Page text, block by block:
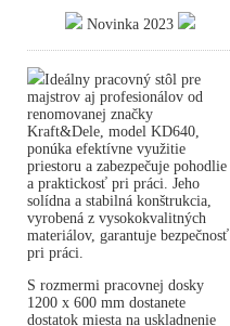
Novinka 2023
Ideálny pracovný stôl pre
majstrov aj profesionálov od
renomovanej značky
Kraft&Dele, model KD640,
ponúka efektívne využitie
priestoru a zabezpečuje pohodlie
a praktickosť pri práci. Jeho
solídna a stabilná konštrukcia,
vyrobená z vysokokvalitných
materiálov, garantuje bezpečnosť
pri práci.
S rozmermi pracovnej dosky
1200 x 600 mm dostanete
dostatok miesta na uskladnenie